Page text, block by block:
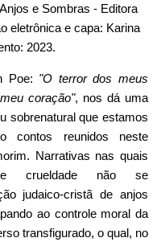
e Sombras - Editora
eletrônica e capa: Karina
2023.
Poe: "O terror dos meus
coração", nos dá uma
sobrenatural que estamos
contos reunidos neste
Narrativas nas quais
crueldade não se
judaico-cristã de anjos
ao controle moral da
transfigurado, o qual, no